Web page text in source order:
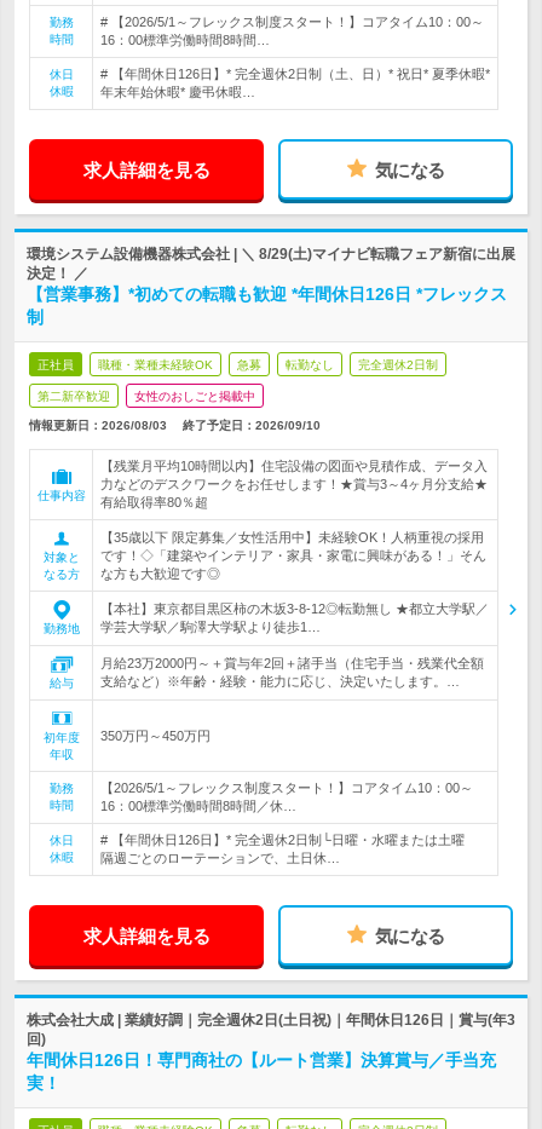
勤務
時間
# 【2026/5/1～フレックス制度スタート！】コアタイム10：00～
16：00標準労働時間8時間…
休日
休暇
# 【年間休日126日】* 完全週休2日制（土、日）* 祝日* 夏季休暇*
年末年始休暇* 慶弔休暇…
求人詳細を見る 気になる
環境システム設備機器株式会社 | ＼ 8/29(土)マイナビ転職フェア新宿に出展
決定！ ／
【営業事務】*初めての転職も歓迎 *年間休日126日 *フレックス
制
正社員 職種・業種未経験OK 急募 転勤なし 完全週休2日制
第二新卒歓迎 女性のおしごと掲載中
情報更新日：2026/08/03 終了予定日： 2026/09/10
仕事内容
【残業月平均10時間以内】住宅設備の図面や見積作成、データ入
力などのデスクワークをお任せします！★賞与3～4ヶ月分支給★
有給取得率80％超
対象と
なる方
【35歳以下 限定募集／女性活用中】未経験OK！人柄重視の採用
です！◇「建築やインテリア・家具・家電に興味がある！」そん
な方も大歓迎です◎
勤務地
【本社】東京都目黒区柿の木坂3-8-12◎転勤無し ★都立大学駅／
学芸大学駅／駒澤大学駅より徒歩1…
給与
月給23万2000円～＋賞与年2回＋諸手当（住宅手当・残業代全額
支給など）※年齢・経験・能力に応じ、決定いたします。…
初年度
年収
350万円～450万円
勤務
時間
【2026/5/1～フレックス制度スタート！】コアタイム10：00～
16：00標準労働時間8時間／休…
休日
休暇
# 【年間休日126日】* 完全週休2日制└日曜・水曜または土曜
隔週ごとのローテーションで、土日休…
求人詳細を見る 気になる
株式会社大成 | 業績好調｜完全週休2日(土日祝)｜年間休日126日｜賞与(年3
回)
年間休日126日！専門商社の【ルート営業】決算賞与／手当充
実！